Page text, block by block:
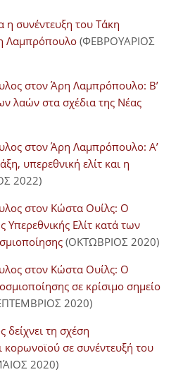
η συνέντευξη του Τάκη
Λαμπρόπουλο (ΦΕΒΡΟΥΑΡΙΟΣ
στον Άρη Λαμπρόπουλο: Β’
λαών στα σχέδια της Νέας
στον Άρη Λαμπρόπουλο: Α’
υπερεθνική ελίτ και η
2022)
στον Κώστα Ουίλς: Ο
Υπερεθνικής Ελίτ κατά των
(ΟΚΤΩΒΡΙΟΣ 2020)
στον Κώστα Ουίλς: Ο
σε κρίσιμο σημείο
2020)
τη σχέση
κορωνοϊού σε συνέντευξή του
2020)